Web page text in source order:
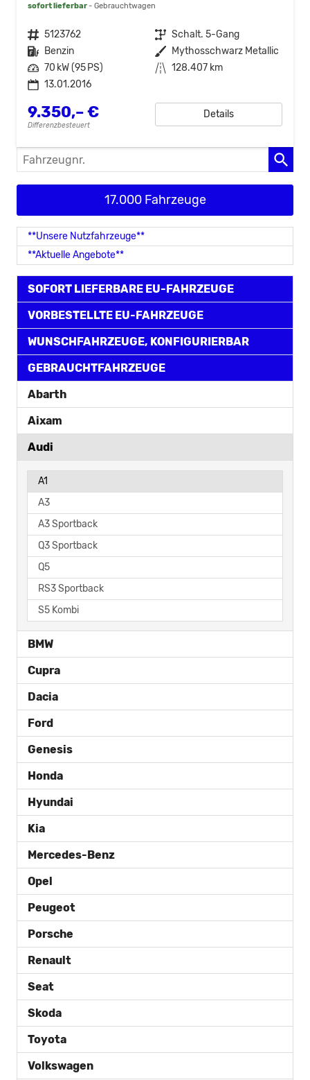
sofort lieferbar Gebrauchtwagen
Fahrzeugnr. 5123762 Getriebe Schalt. 5-Gang
Kraftstoff Benzin Außenfarbe Mythosschwarz Metallic
Leistung 70 kW (95 PS) Kilometerstand 128.407 km
13.01.2016
9.350,– €
Differenzbesteuert
Details
Fahrzeugnr.
17.000 Fahrzeuge
**Unsere Nutzfahrzeuge**
**Aktuelle Angebote**
SOFORT LIEFERBARE EU-FAHRZEUGE
VORBESTELLTE EU-FAHRZEUGE
WUNSCHFAHRZEUGE, KONFIGURIERBAR
GEBRAUCHTFAHRZEUGE
Abarth
Aixam
Audi
A1
A3
A3 Sportback
Q3 Sportback
Q5
RS3 Sportback
S5 Kombi
BMW
Cupra
Dacia
Ford
Genesis
Honda
Hyundai
Kia
Mercedes-Benz
Opel
Peugeot
Porsche
Renault
Seat
Skoda
Toyota
Volkswagen